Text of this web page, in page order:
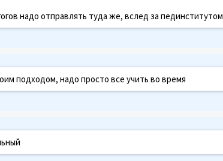
надо отправлять туда же, вслед за пединститутом
подходом, надо просто все учить во время